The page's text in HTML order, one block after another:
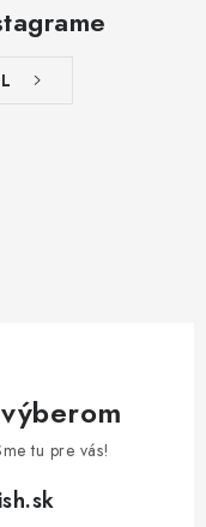
tu pre vás!